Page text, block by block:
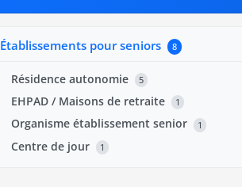
Établissements pour seniors 8
Résidence autonomie 5
EHPAD / Maisons de retraite 1
Organisme établissement senior 1
Centre de jour 1